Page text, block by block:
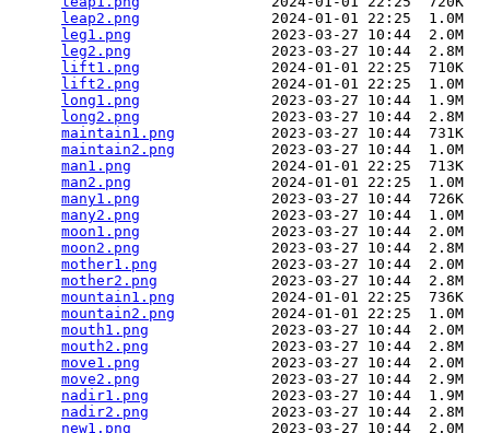
leap2.png
               2024-01-01 22:25  1.0M
leg1.png
                2023-03-27 10:44  2.0M
leg2.png
                2023-03-27 10:44  2.8M
lift1.png
               2024-01-01 22:25  710K
lift2.png
               2024-01-01 22:25  1.0M
long1.png
               2023-03-27 10:44  1.9M
long2.png
               2023-03-27 10:44  2.8M
maintain1.png
           2023-03-27 10:44  731K
maintain2.png
           2023-03-27 10:44  1.0M
man1.png
                2024-01-01 22:25  713K
man2.png
                2024-01-01 22:25  1.0M
many1.png
               2023-03-27 10:44  726K
many2.png
               2023-03-27 10:44  1.0M
moon1.png
               2023-03-27 10:44  2.0M
moon2.png
               2023-03-27 10:44  2.8M
mother1.png
             2023-03-27 10:44  2.0M
mother2.png
             2023-03-27 10:44  2.8M
mountain1.png
           2024-01-01 22:25  736K
mountain2.png
           2024-01-01 22:25  1.0M
mouth1.png
              2023-03-27 10:44  2.0M
mouth2.png
              2023-03-27 10:44  2.8M
move1.png
               2023-03-27 10:44  2.0M
move2.png
               2023-03-27 10:44  2.9M
nadir1.png
              2023-03-27 10:44  1.9M
nadir2.png
              2023-03-27 10:44  2.8M
new1.png
                2023-03-27 10:44  2.0M